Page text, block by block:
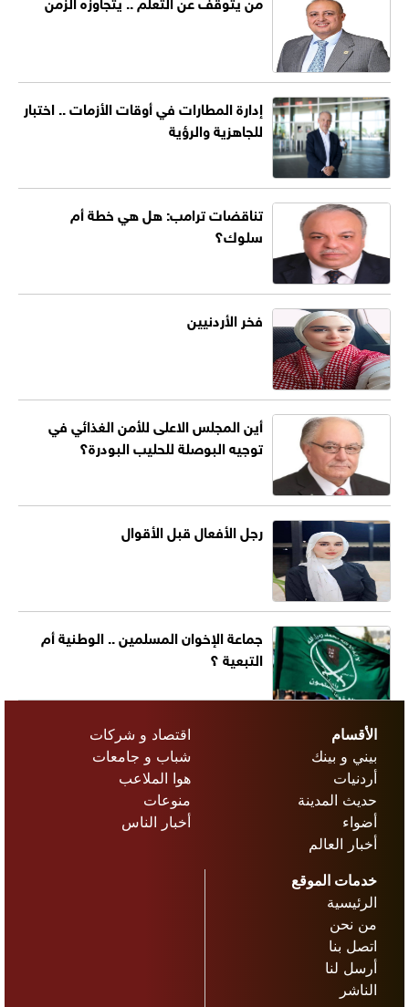
إدارة المطارات في أوقات الأزمات .. اختبار
للجاهزية والرؤية
تناقضات ترامب: هل هي خطة أم
سلوك؟
فخر الأردنيين
أين المجلس الاعلى للأمن الغذائي في
توجيه البوصلة للحليب البودرة؟
رجل الأفعال قبل الأقوال
جماعة الإخوان المسلمين .. الوطنية أم
التبعية ؟
الأقسام
بيني و بينك
أردنيات
حديث المدينة
أضواء
أخبار العالم
اقتصاد و شركات
شباب و جامعات
هوا الملاعب
منوعات
أخبار الناس
خدمات الموقع
الرئيسية
من نحن
اتصل بنا
أرسل لنا
الناشر